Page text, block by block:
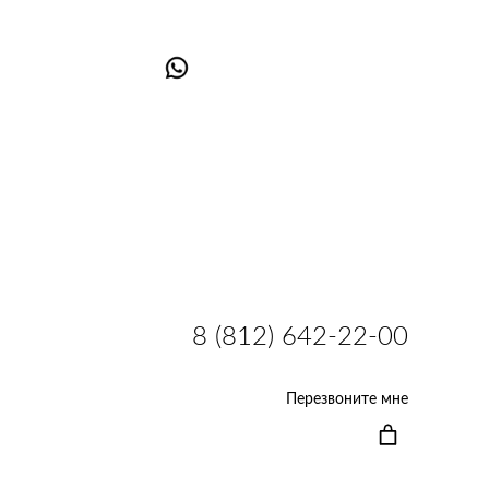
8 (812) 642-22-00
Перезвоните мне